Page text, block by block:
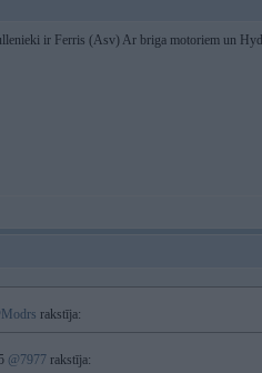
ir Ferris (Asv) Ar briga motoriem un
rakstīja:
@7977 rakstīja: